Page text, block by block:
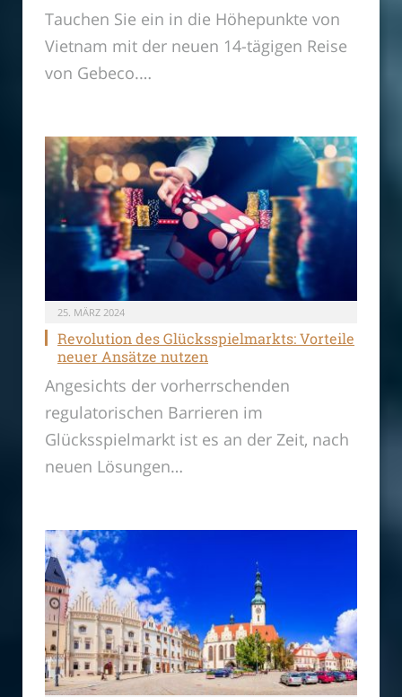
Tauchen Sie ein in die Höhepunkte von
Vietnam mit der neuen 14-tägigen Reise
von Gebeco.…
25. MÄRZ 2024
Revolution des Glücksspielmarkts: Vorteile
neuer Ansätze nutzen
Angesichts der vorherrschenden
regulatorischen Barrieren im
Glücksspielmarkt ist es an der Zeit, nach
neuen Lösungen…